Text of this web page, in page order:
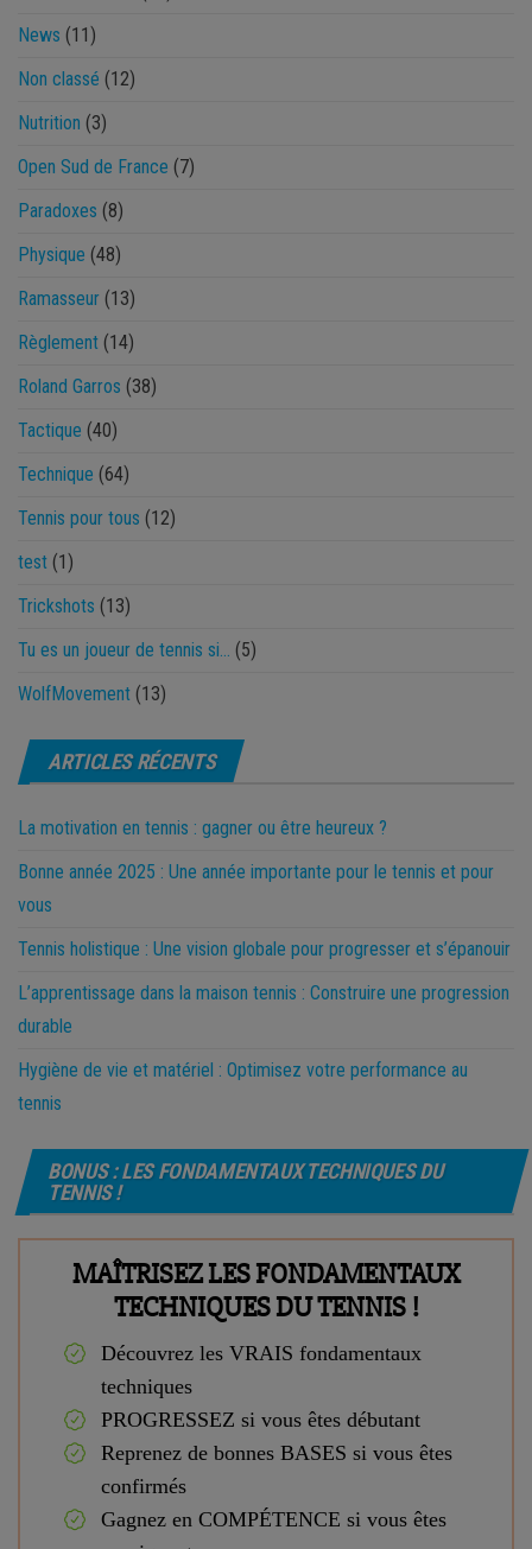
News (11)
Non classé (12)
Nutrition (3)
Open Sud de France (7)
Paradoxes (8)
Physique (48)
Ramasseur (13)
Règlement (14)
Roland Garros (38)
Tactique (40)
Technique (64)
Tennis pour tous (12)
test (1)
Trickshots (13)
Tu es un joueur de tennis si… (5)
WolfMovement (13)
ARTICLES RÉCENTS
La motivation en tennis : gagner ou être heureux ?
Bonne année 2025 : Une année importante pour le tennis et pour
vous
Tennis holistique : Une vision globale pour progresser et s’épanouir
L’apprentissage dans la maison tennis : Construire une progression
durable
Hygiène de vie et matériel : Optimisez votre performance au
tennis
BONUS : LES FONDAMENTAUX TECHNIQUES DU
TENNIS !